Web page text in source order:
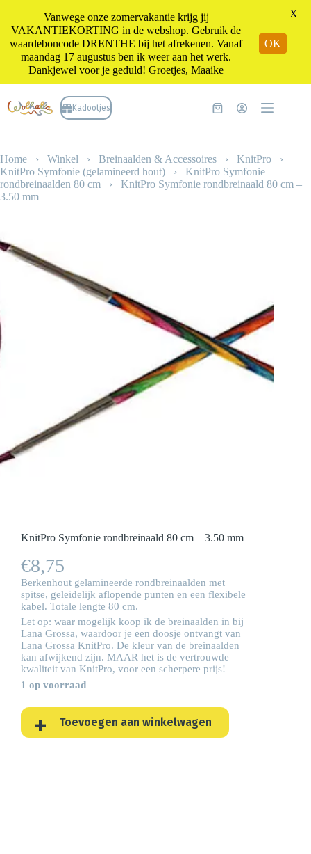
naar
de
Kadootjes Winkelwagen
Home › Winkel › Breinaalden & Accessoires › KnitPro ›
KnitPro Symfonie (gelamineerd hout) › KnitPro Symfonie
rondbreinaalden 80 cm › KnitPro Symfonie rondbreinaald 80 cm –
3.50 mm
KnitPro Symfonie rondbreinaald 80 cm – 3.50 mm
€8,75
Berkenhout gelamineerde rondbreinaalden met
spitse, geleidelijk aflopende punten en een flexibele
kabel. Totale lengte 80 cm.
Let op: waar mogelijk koop ik de breinaalden in bij
Lana Grossa, waardoor je een doosje ontvangt van
Lana Grossa KnitPro. De kleur van de breinaalden
kan afwijkend zijn. MAAR het is de vertrouwde
kwaliteit van KnitPro, voor een scherpere prijs!
1 op voorraad
Toevoegen aan winkelwagen
Vanwege onze zomervakantie krijg jij
VAKANTIEKORTING in de webshop. Gebruik de
waardeboncode DRENTHE bij het afrekenen. Vanaf
maandag 17 augustus ben ik weer aan het werk.
Dankjewel voor je geduld! Groetjes, Maaike
OK
X